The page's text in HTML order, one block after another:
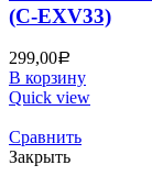
(C-EXV33)
299,00Р
В корзину
Quick view
Сравнить
Закрыть